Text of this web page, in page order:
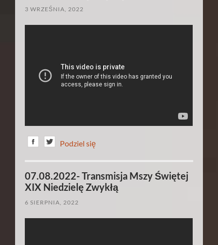
3 WRZEŚNIA, 2022
Podziel się
07.08.2022- Transmisja Mszy Świętej
XIX Niedzielę Zwykłą
6 SIERPNIA, 2022